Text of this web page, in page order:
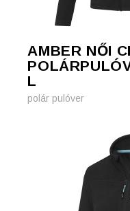
AMBER NŐI
L
polár pulóver